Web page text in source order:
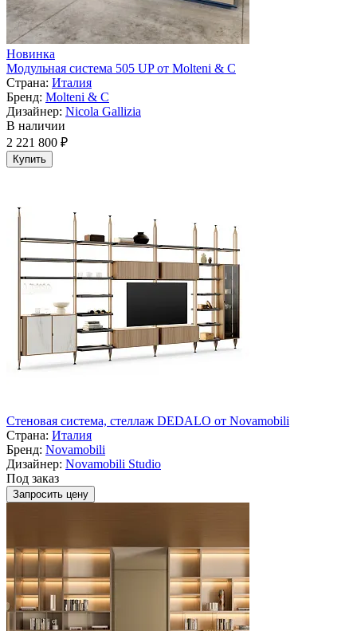
Новинка
Модульная система 505 UP от Molteni & C
Страна: Италия
Бренд: Molteni & C
Дизайнер: Nicola Gallizia
В наличии
2 221 800 ₽
Купить
Стеновая система, стеллаж DEDALO от Novamobili
Страна: Италия
Бренд: Novamobili
Дизайнер: Novamobili Studio
Под заказ
Запросить цену